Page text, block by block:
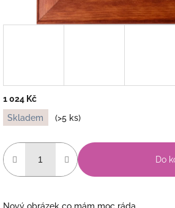
1 024 Kč
Měrná
cena:
Skladem (>5 ks)
Do
Nový obrázek co mám moc ráda.